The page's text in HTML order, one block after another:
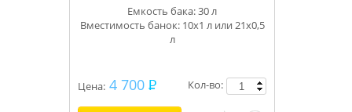
Емкость бака: 30 л
Вместимость банок: 10х1 л или 21х0,5
л
Цена: 4 700
Кол-во: